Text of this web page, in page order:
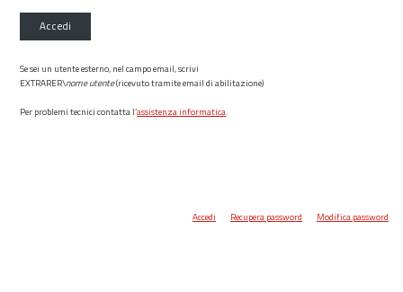
Accedi
Se sei un utente esterno, nel campo email, scrivi
EXTRARER\nome utente(ricevuto tramite email di abilitazione)
Per problemi tecnici contatta l’assistenza informatica.
Accedi Recupera password Modifica password